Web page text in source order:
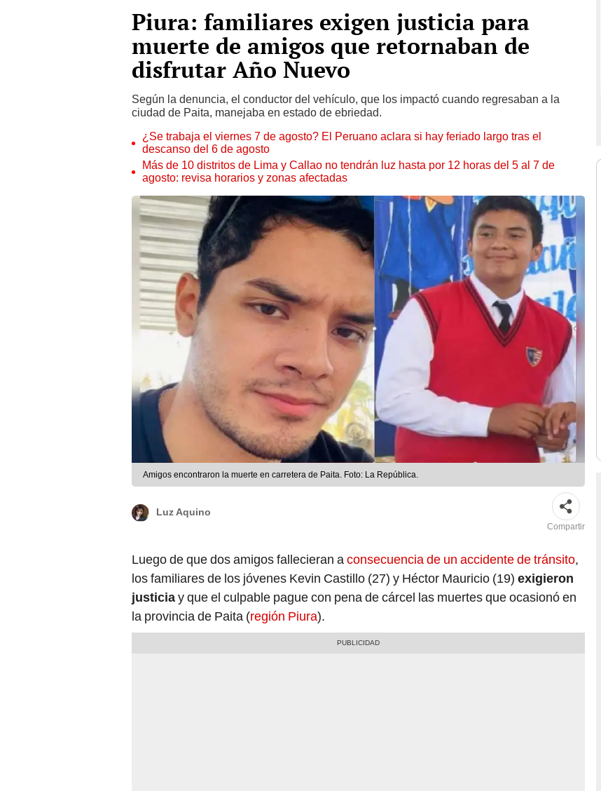
Piura: familiares exigen justicia para
muerte de amigos que retornaban de
disfrutar Año Nuevo
Según la denuncia, el conductor del vehículo, que los impactó cuando regresaban a la
ciudad de Paita, manejaba en estado de ebriedad.
¿Se trabaja el viernes 7 de agosto? El Peruano aclara si hay feriado largo tras el
descanso del 6 de agosto
Más de 10 distritos de Lima y Callao no tendrán luz hasta por 12 horas del 5 al 7 de
agosto: revisa horarios y zonas afectadas
Amigos encontraron la muerte en carretera de Paita. Foto: La República.
Luz Aquino
Compartir
Luego de que dos amigos fallecieran aconsecuencia de un accidente de tránsito,
los familiares de los jóvenes Kevin Castillo (27) y Héctor Mauricio (19) exigieron
justiciay que el culpable pague con pena de cárcel las muertes que ocasionó en
la provincia de Paita (región Piura).